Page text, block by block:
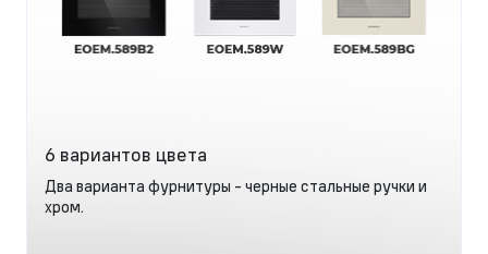
6 вариантов цвета
Два варианта фурнитуры - черные стальные ручки и
хром.